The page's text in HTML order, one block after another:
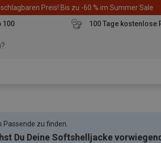
Preis! Bis zu -60 % im Summer Sale
100
100 Tage kostenlose
Passende zu finden.
Du Deine Softshelljacke